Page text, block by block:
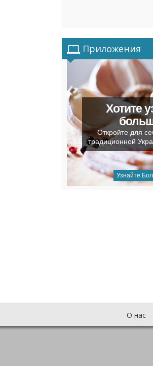
Приложения
Хотите
Откройте для
традиционной
Узнайте
О нас